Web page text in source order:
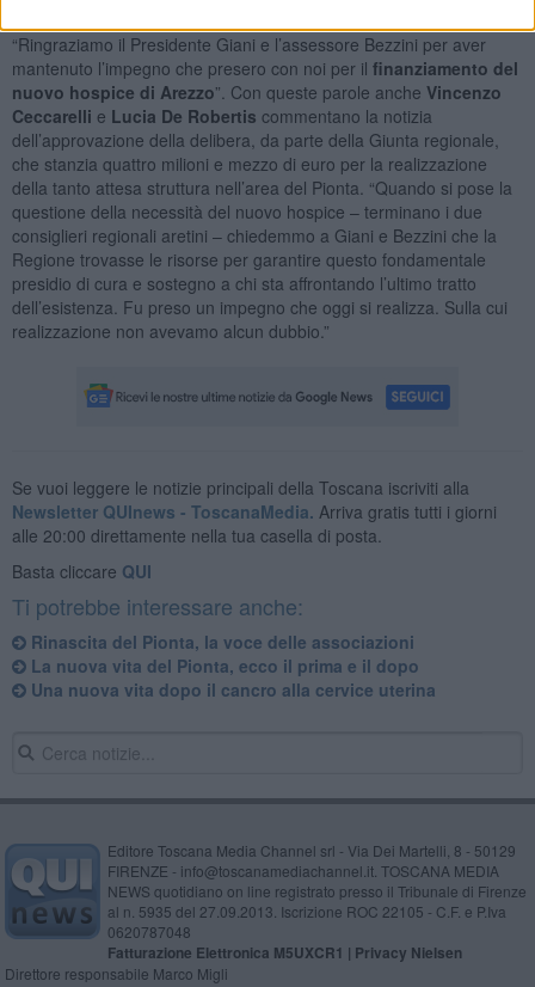
“Ringraziamo il Presidente Giani e l’assessore Bezzini per aver
mantenuto l’impegno che presero con noi per il finanziamento del
nuovo hospice di Arezzo”. Con queste parole anche Vincenzo
Ceccarelli e Lucia De Robertis commentano la notizia
dell’approvazione della delibera, da parte della Giunta regionale,
che stanzia quattro milioni e mezzo di euro per la realizzazione
della tanto attesa struttura nell’area del Pionta. “Quando si pose la
questione della necessità del nuovo hospice – terminano i due
consiglieri regionali aretini – chiedemmo a Giani e Bezzini che la
Regione trovasse le risorse per garantire questo fondamentale
presidio di cura e sostegno a chi sta affrontando l’ultimo tratto
dell’esistenza. Fu preso un impegno che oggi si realizza. Sulla cui
realizzazione non avevamo alcun dubbio.”
Se vuoi leggere le notizie principali della Toscana iscriviti alla
Newsletter QUInews - ToscanaMedia. Arriva gratis tutti i giorni
alle 20:00 direttamente nella tua casella di posta.
Basta cliccare QUI
Ti potrebbe interessare anche:
Rinascita del Pionta, la voce delle associazioni
La nuova vita del Pionta, ecco il prima e il dopo
Una nuova vita dopo il cancro alla cervice uterina
Editore Toscana Media Channel srl - Via Dei Martelli, 8 - 50129
FIRENZE - info@toscanamediachannel.it. TOSCANA MEDIA
NEWS quotidiano on line registrato presso il Tribunale di Firenze
al n. 5935 del 27.09.2013. Iscrizione ROC 22105 - C.F. e P.Iva
0620787048
Fatturazione Elettronica M5UXCR1 | Privacy Nielsen
Direttore responsabile Marco Migli